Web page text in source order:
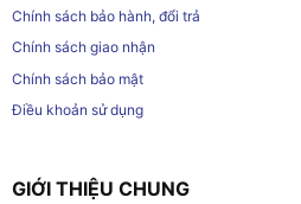
Chính sách bảo hành, đổi trả
Chính sách giao nhận
Chính sách bảo mật
Điều khoản sử dụng
GIỚI THIỆU CHUNG